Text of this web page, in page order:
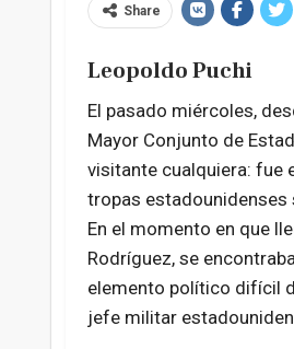
Share
LeopoldoPuchi
El pasado miércoles,
Mayor Conjunto de
visitante cualquiera: fue
tropas estadounidenses
En el momento en que
Rodríguez, se
elemento político difícil
jefe militar